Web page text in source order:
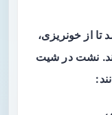
تا از خونریزی،
نشت در شیت